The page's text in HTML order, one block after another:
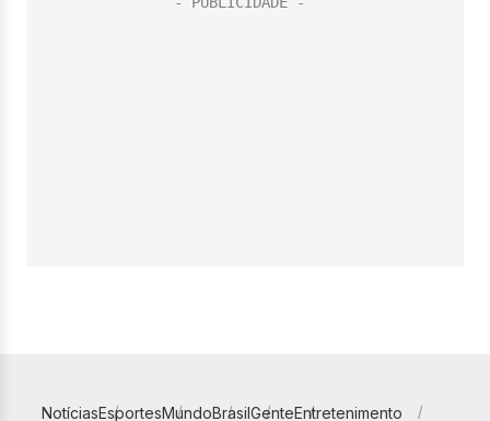
NotíciasEsportesMundoBrasilGenteEntretenimento